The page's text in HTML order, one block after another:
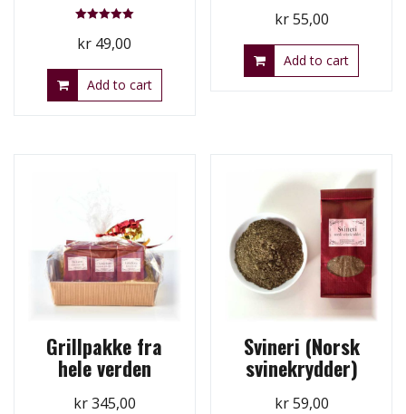
5.00
out of 5
kr 49,00
Add to cart
kr55,00
Add to cart
Grillpakke fra
hele verden
kr345,00
Svineri (Norsk
svinekrydder)
kr59,00